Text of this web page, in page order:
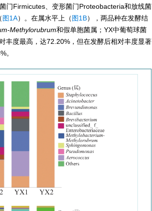
门Firmicutes、变形菌门Proteobacteria和放线菌
图1A）。在属水平上（图1B），两品种在发酵结
Methylorubrum和假单胞菌属；YX中葡萄球菌
丰度最高，达72.20%，但在发酵后相对丰度显著
。